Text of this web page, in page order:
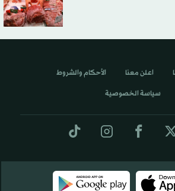
اعلن معنا الأحكام والشروط
سياسة الخصوصية